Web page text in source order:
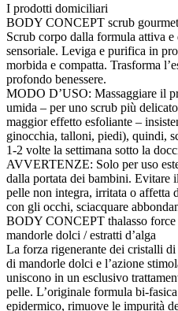
I prodotti domiciliari
BODY CONCEPT scrub
Scrub corpo dalla formula attiva
sensoriale. Leviga e purifica in
morbida e compatta. Trasforma
profondo benessere.
MODO D’USO: Massaggiare il
umida – per uno scrub più
maggior effetto esfoliante –
ginocchia, talloni, piedi), quindi,
1-2 volte la settimana sotto la
AVVERTENZE: Solo per uso
dalla portata dei bambini. Evitare
pelle non integra, irritata o affetta
con gli occhi, sciacquare
BODY CONCEPT thalasso
mandorle dolci / estratti d’alga
La forza rigenerante dei cristalli
di mandorle dolci e l’azione
uniscono in un esclusivo
pelle. L’originale formula bi-
epidermico, rimuove le impurità